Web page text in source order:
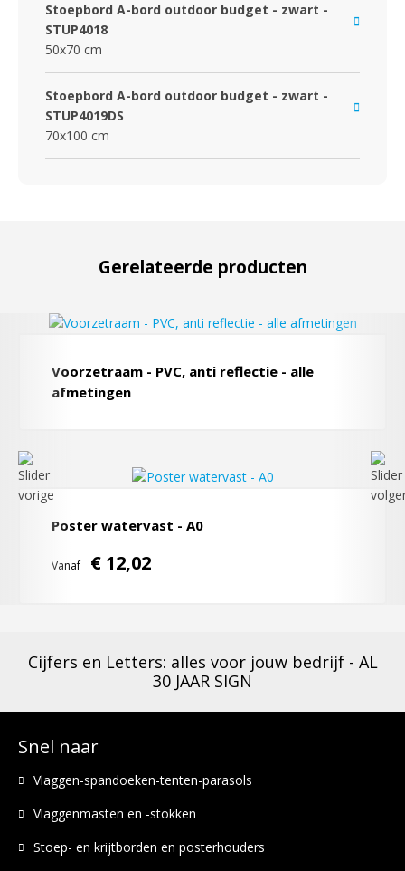
Stoepbord A-bord outdoor budget - zwart -
STUP4018
50x70 cm
Stoepbord A-bord outdoor budget - zwart -
STUP4019DS
70x100 cm
Gerelateerde producten
Voorzetraam - PVC, anti reflectie - alle
afmetingen
Poster watervast - A0
Vanaf € 12,02
Cijfers en Letters: alles voor jouw bedrijf - AL
30 JAAR SIGN
Snel naar
Vlaggen-spandoeken-tenten-parasols
Vlaggenmasten en -stokken
Stoep- en krijtborden en posterhouders